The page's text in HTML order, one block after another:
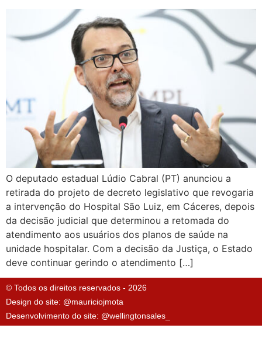
O deputado estadual Lúdio Cabral (PT) anunciou a
retirada do projeto de decreto legislativo que revogaria
a intervenção do Hospital São Luiz, em Cáceres, depois
da decisão judicial que determinou a retomada do
atendimento aos usuários dos planos de saúde na
unidade hospitalar. Com a decisão da Justiça, o Estado
deve continuar gerindo o atendimento […]
© Todos os direitos reservados - 2026
Design do site: @mauriciojmota
Desenvolvimento do site: @wellingtonsales_